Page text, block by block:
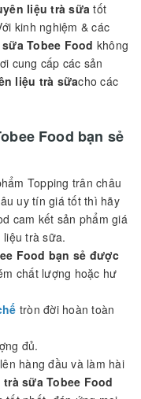
đa dạng các
tay người tiêu dùng.
sữa giá tốt nhất
để mua đầy đủ
gì bạn cần tại
Nam, Những loại
trà sữa tự nhiên, các
mặt tại Công ty
trong kho hàng để
liệu trà sữa
kinh nghiệm & các
Tobee Foodkhông
cung cấp các sản
liệu trà sữacho các
Food bạn sẻ